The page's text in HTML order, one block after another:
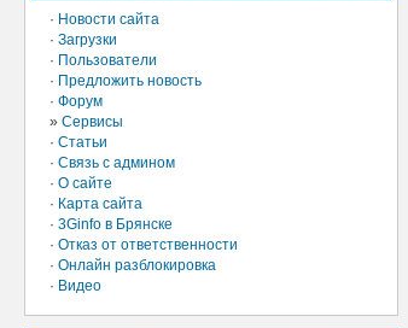
· Новости сайта
· Загрузки
· Пользователи
· Предложить новость
· Форум
» Сервисы
· Статьи
· Связь с админом
· О сайте
· Карта сайта
· 3Ginfo в Брянске
· Отказ от ответственности
· Онлайн разблокировка
· Видео